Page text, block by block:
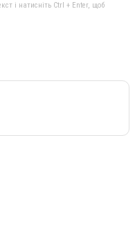
і натисніть Ctrl + Enter, щоб